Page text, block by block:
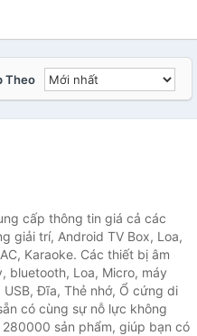
Theo
cấp thông tin giá cả các
giải trí, Android TV Box, Loa,
Karaoke. Các thiết bị âm
bluetooth, Loa, Micro, máy
Đĩa, Thẻ nhớ, Ổ cứng di
có cùng sự nỗ lực không
sản phẩm, giúp bạn có